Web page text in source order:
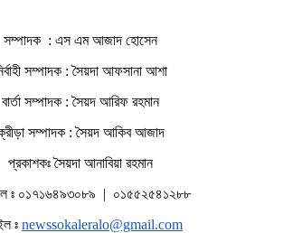
সম্পাদক : এস এম আজাদ হোসেন
সম্পাদক : সৈয়দা আফসানা আশা
বার্তা সম্পাদক : সৈয়দ আরিফ রহমান
সম্পাদক : সৈয়দ আকিব আজাদ
প্রকাশকঃ সৈয়দা আনাবিয়া রহমান
ঃ ০১৭১৬৪৯৩০৮৯ | ০১৫৫২৫৪১২৮৮
ঃ newssokaleralo@gmail.com